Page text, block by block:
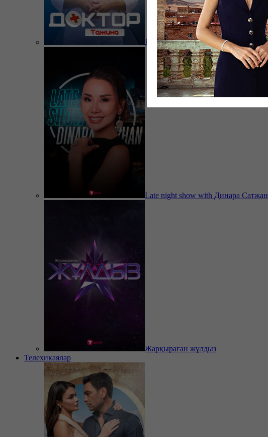
Доктор Тажина
Late night show with Динара Сатжан
Жарқыраған жұлдыз
Телехикаялар